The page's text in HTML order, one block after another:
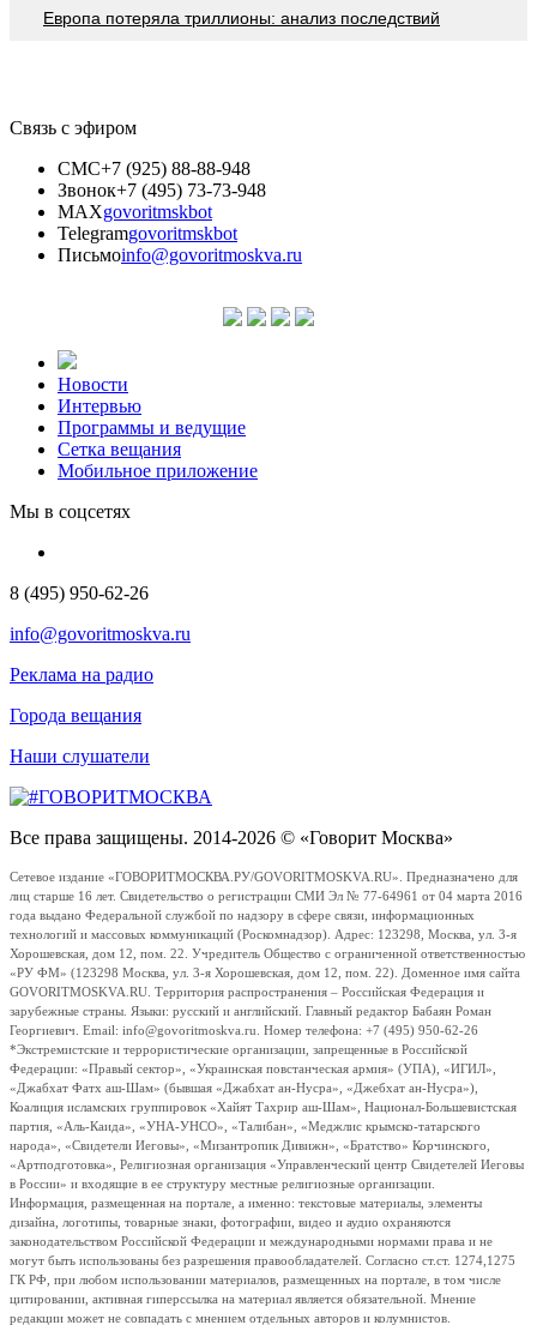
Европа потеряла триллионы: анализ последствий
Связь с эфиром
СМС+7 (925) 88-88-948
Звонок+7 (495) 73-73-948
MAXgovoritmskbot
Telegramgovoritmskbot
Письмоinfo@govoritmoskva.ru
Новости
Интервью
Программы и ведущие
Сетка вещания
Мобильное приложение
Мы в соцсетях
8 (495) 950-62-26
info@govoritmoskva.ru
Реклама на радио
Города вещания
Наши слушатели
Все права защищены. 2014-2026 © «Говорит Москва»
Сетевое издание «ГОВОРИТМОСКВА.РУ/GOVORITMOSKVA.RU». Предназначено для
лиц старше 16 лет. Свидетельство о регистрации СМИ Эл № 77-64961 от 04 марта 2016
года выдано Федеральной службой по надзору в сфере связи, информационных
технологий и массовых коммуникаций (Роскомнадзор). Адрес: 123298, Москва, ул. 3-я
Хорошевская, дом 12, пом. 22. Учредитель Общество с ограниченной ответственностью
«РУ ФМ» (123298 Москва, ул. 3-я Хорошевская, дом 12, пом. 22). Доменное имя сайта
GOVORITMOSKVA.RU. Территория распространения – Российская Федерация и
зарубежные страны. Языки: русский и английский. Главный редактор Бабаян Роман
Георгиевич. Email: info@govoritmoskva.ru. Номер телефона: +7 (495) 950-62-26
*Экстремистские и террористические организации, запрещенные в Российской
Федерации: «Правый сектор», «Украинская повстанческая армия» (УПА), «ИГИЛ»,
«Джабхат Фатх аш-Шам» (бывшая «Джабхат ан-Нусра», «Джебхат ан-Нусра»),
Коалиция исламских группировок «Хайят Тахрир аш-Шам», Национал-Большевистская
партия, «Аль-Каида», «УНА-УНСО», «Талибан», «Меджлис крымско-татарского
народа», «Свидетели Иеговы», «Мизантропик Дивижн», «Братство» Корчинского,
«Артподготовка», Религиозная организация «Управленческий центр Свидетелей Иеговы
в России» и входящие в ее структуру местные религиозные организации.
Информация, размещенная на портале, а именно: текстовые материалы, элементы
дизайна, логотипы, товарные знаки, фотографии, видео и аудио охраняются
законодательством Российской Федерации и международными нормами права и не
могут быть использованы без разрешения правообладателей. Согласно ст.ст. 1274,1275
ГК РФ, при любом использовании материалов, размещенных на портале, в том числе
цитировании, активная гиперссылка на материал является обязательной. Мнение
редакции может не совпадать с мнением отдельных авторов и колумнистов.